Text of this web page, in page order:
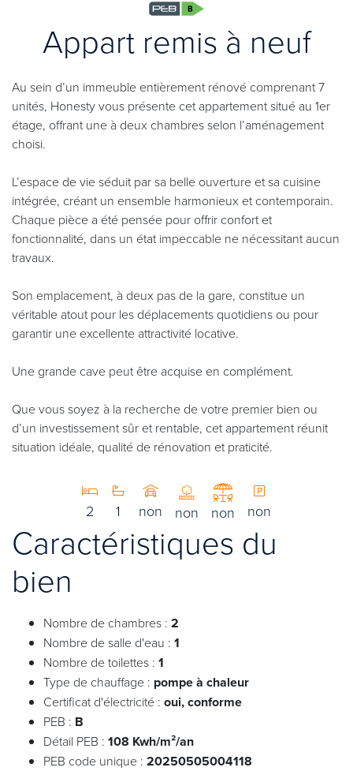
Appart remis à neuf
Au sein d’un immeuble entièrement rénové comprenant 7
unités, Honesty vous présente cet appartement situé au 1er
étage, offrant une à deux chambres selon l’aménagement
choisi.
L’espace de vie séduit par sa belle ouverture et sa cuisine
intégrée, créant un ensemble harmonieux et contemporain.
Chaque pièce a été pensée pour offrir confort et
fonctionnalité, dans un état impeccable ne nécessitant aucun
travaux.
Son emplacement, à deux pas de la gare, constitue un
véritable atout pour les déplacements quotidiens ou pour
garantir une excellente attractivité locative.
Une grande cave peut être acquise en complément.
Que vous soyez à la recherche de votre premier bien ou
d’un investissement sûr et rentable, cet appartement réunit
situation idéale, qualité de rénovation et praticité.
2 1 non non non non
Caractéristiques du
bien
Nombre de chambres : 2
Nombre de salle d'eau : 1
Nombre de toilettes : 1
Type de chauffage : pompe à chaleur
Certificat d'électricité : oui, conforme
PEB : B
Détail PEB : 108 Kwh/m²/an
PEB code unique : 20250505004118